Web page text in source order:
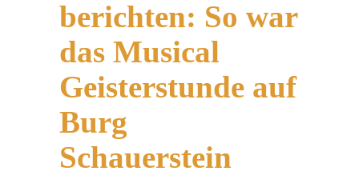
berichten: So war
das Musical
Geisterstunde auf
Burg
Schauerstein